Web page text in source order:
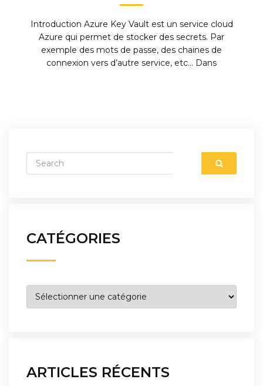
Introduction Azure Key Vault est un service cloud
Azure qui permet de stocker des secrets. Par
exemple des mots de passe, des chaines de
connexion vers d’autre service, etc… Dans
CATÉGORIES
Catégories
ARTICLES RÉCENTS